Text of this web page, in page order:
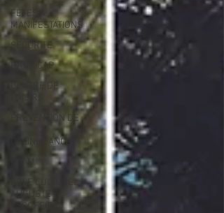
FETES &
MANIFESTATIONS
SECURITE
HANDICAP
CENTRE DE
PREVENTION DE
DELINQUANCE
POLE CULTUREL
AUGUSTE
ESCOFFIER